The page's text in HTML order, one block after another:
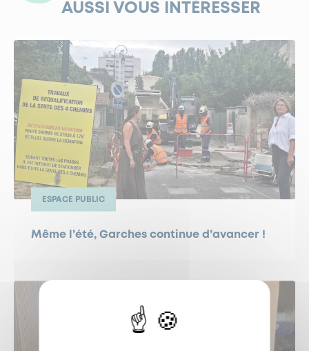
AUSSI VOUS INTÉRESSER
ESPACE PUBLIC
Même l’été, Garches continue d’avancer !